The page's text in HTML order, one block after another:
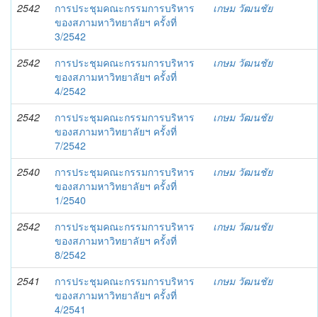
2542
การประชุมคณะกรรมการบริหาร
ของสภามหาวิทยาลัยฯ ครั้งที่
3/2542
เกษม วัฒนชัย
2542
การประชุมคณะกรรมการบริหาร
ของสภามหาวิทยาลัยฯ ครั้งที่
4/2542
เกษม วัฒนชัย
2542
การประชุมคณะกรรมการบริหาร
ของสภามหาวิทยาลัยฯ ครั้งที่
7/2542
เกษม วัฒนชัย
2540
การประชุมคณะกรรมการบริหาร
ของสภามหาวิทยาลัยฯ ครั้งที่
1/2540
เกษม วัฒนชัย
2542
การประชุมคณะกรรมการบริหาร
ของสภามหาวิทยาลัยฯ ครั้งที่
8/2542
เกษม วัฒนชัย
2541
การประชุมคณะกรรมการบริหาร
ของสภามหาวิทยาลัยฯ ครั้งที่
4/2541
เกษม วัฒนชัย